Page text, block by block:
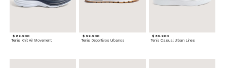
$ 89.900
Tenis Knit Air Movement
$ 99.900
Tenis Deportivos Urbanos
$ 89.900
Tenis Casual Urban Lines